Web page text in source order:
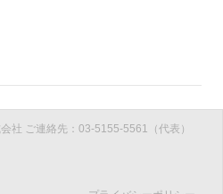
社 ご連絡先：03-5155-5561（代表）